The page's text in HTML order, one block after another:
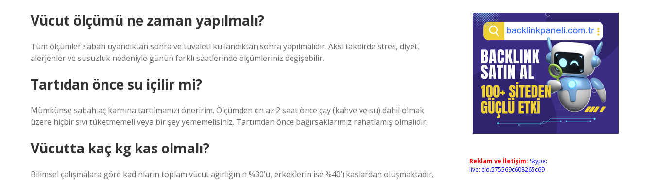
Vücut ölçümü ne zaman yapılmalı?
Tüm ölçümler sabah uyandıktan sonra ve tuvaleti kullandıktan sonra yapılmalıdır. Aksi takdirde stres, diyet,
alerjenler ve susuzluk nedeniyle günün farklı saatlerinde ölçümleriniz değişebilir.
Tartıdan önce su içilir mi?
Mümkünse sabah aç karnına tartılmanızı öneririm. Ölçümden en az 2 saat önce çay (kahve ve su) dahil olmak
üzere hiçbir sıvı tüketmemeli veya bir şey yememelisiniz. Tartımdan önce bağırsaklarımız rahatlamış olmalıdır.
Vücutta kaç kg kas olmalı?
Bilimsel çalışmalara göre kadınların toplam vücut ağırlığının %30’u, erkeklerin ise %40’ı kaslardan oluşmaktadır.
Reklam ve İletişim: Skype:
live:.cid.575569c608265c69